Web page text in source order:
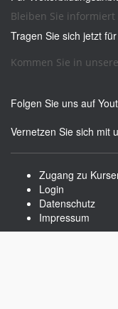
Bleiben Sie informiert
Tragen Sie sich jetzt
Kommen Sie in
Folgen Sie uns auf
Vernetzen Sie sich mit
Zugang zu
Login
Datenschutz
Impressum